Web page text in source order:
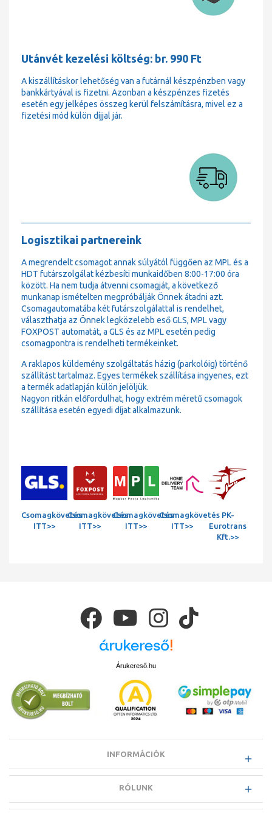
Utánvét kezelési költség: br. 990 Ft
A kiszállításkor lehetőség van a futárnál készpénzben vagy
bankkártyával is fizetni. Azonban a készpénzes fizetés
esetén egy jelképes összeg kerül felszámításra, mivel ez a
fizetési mód külön díjjal jár.
Logisztikai partnereink
A megrendelt csomagot annak súlyától függően az MPL és a
HDT futárszolgálat kézbesíti munkaidőben 8:00-17:00 óra
között. Ha nem tudja átvenni csomagját, a következő
munkanap ismételten megpróbálják Önnek átadni azt.
Csomagautomatába két futárszolgálattal is rendelhet,
választhatja az Önnek legközelebb eső GLS, MPL vagy
FOXPOST automatát, a GLS és az MPL esetén pedig
csomagpontra is rendelheti termékeinket.
A raklapos küldemény szolgáltatás házig (parkolóig) történő
szállítást tartalmaz. Egyes termékek szállítása ingyenes, ezt
a termék adatlapján külön jelöljük.
Nagyon ritkán előfordulhat, hogy extrém méretű csomagok
szállítása esetén egyedi díjat alkalmazunk.
Csomagkövetés
ITT>>
Csomagkövetés
ITT>>
Csomagkövetés
ITT>>
Csomagkövetés
ITT>>
PK-
Eurotrans
Kft.>>
Árukereső.hu
INFORMÁCIÓK
RÓLUNK